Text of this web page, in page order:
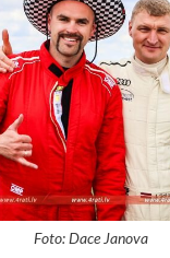
Foto: Dace Janova